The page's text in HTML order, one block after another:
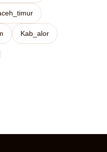
Kab_alor